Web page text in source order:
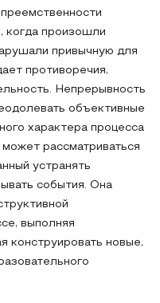
когда произошли
привычную для
противоречия,
Непрерывность
объективные
характера процесса
рассматриваться
устранять
события. Она
выполняя
конструировать новые,